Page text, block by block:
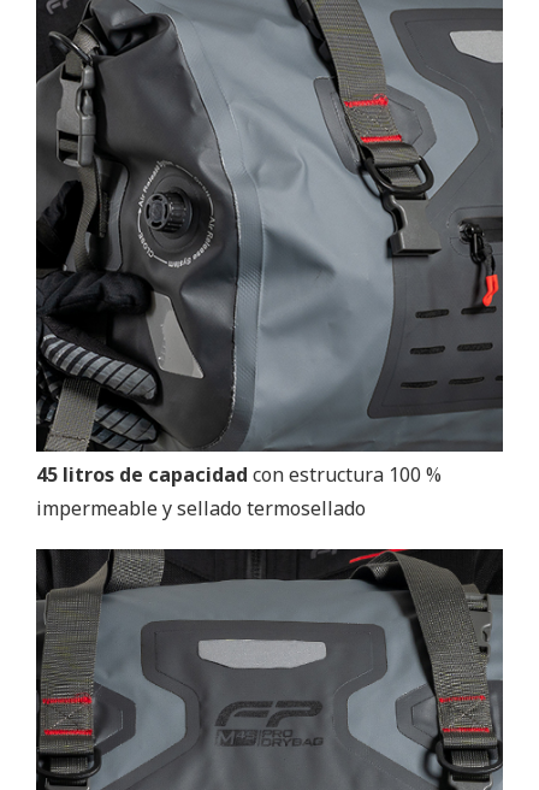
45 litros de capacidad con estructura 100 %
impermeable y sellado termosellado